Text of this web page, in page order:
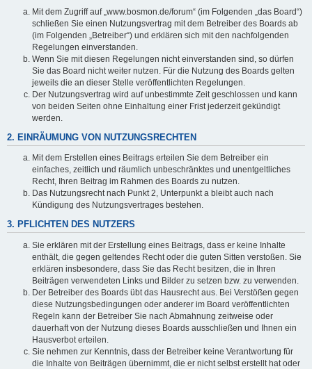
Mit dem Zugriff auf „www.bosmon.de/forum“ (im Folgenden „das Board“)
schließen Sie einen Nutzungsvertrag mit dem Betreiber des Boards ab
(im Folgenden „Betreiber“) und erklären sich mit den nachfolgenden
Regelungen einverstanden.
Wenn Sie mit diesen Regelungen nicht einverstanden sind, so dürfen
Sie das Board nicht weiter nutzen. Für die Nutzung des Boards gelten
jeweils die an dieser Stelle veröffentlichten Regelungen.
Der Nutzungsvertrag wird auf unbestimmte Zeit geschlossen und kann
von beiden Seiten ohne Einhaltung einer Frist jederzeit gekündigt
werden.
2. EINRÄUMUNG VON NUTZUNGSRECHTEN
Mit dem Erstellen eines Beitrags erteilen Sie dem Betreiber ein
einfaches, zeitlich und räumlich unbeschränktes und unentgeltliches
Recht, Ihren Beitrag im Rahmen des Boards zu nutzen.
Das Nutzungsrecht nach Punkt 2, Unterpunkt a bleibt auch nach
Kündigung des Nutzungsvertrages bestehen.
3. PFLICHTEN DES NUTZERS
Sie erklären mit der Erstellung eines Beitrags, dass er keine Inhalte
enthält, die gegen geltendes Recht oder die guten Sitten verstoßen. Sie
erklären insbesondere, dass Sie das Recht besitzen, die in Ihren
Beiträgen verwendeten Links und Bilder zu setzen bzw. zu verwenden.
Der Betreiber des Boards übt das Hausrecht aus. Bei Verstößen gegen
diese Nutzungsbedingungen oder anderer im Board veröffentlichten
Regeln kann der Betreiber Sie nach Abmahnung zeitweise oder
dauerhaft von der Nutzung dieses Boards ausschließen und Ihnen ein
Hausverbot erteilen.
Sie nehmen zur Kenntnis, dass der Betreiber keine Verantwortung für
die Inhalte von Beiträgen übernimmt, die er nicht selbst erstellt hat oder